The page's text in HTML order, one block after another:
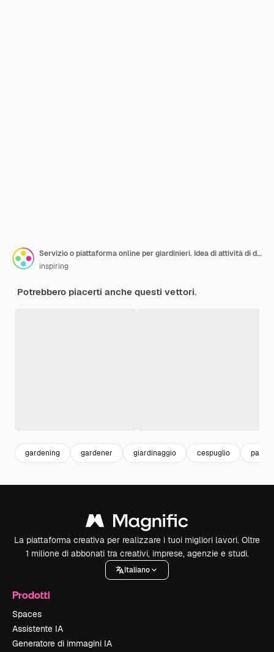
Servizio o piattaforma online per giardinieri. Idea di attività di designer orticolo. Carattere che pianta alberi e cespugli. App per dispositivi mobili. Illustrazione piatta isolata
inspiring
Potrebbero piacerti anche questi vettori.
gardening gardener giardinaggio cespuglio park
La piattaforma creativa per realizzare i tuoi migliori lavori. Oltre
1 milione di abbonati tra creativi, imprese, agenzie e studi.
Italiano
Prodotti
Spaces
Assistente IA
Generatore di immagini IA